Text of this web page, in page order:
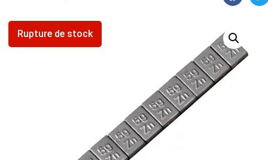
Rupture de stock